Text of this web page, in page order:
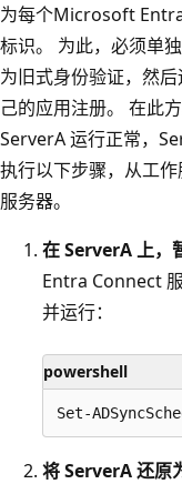
为每个Microsoft
标识。 为此，必须单
为旧式身份验证，然
己的应用注册。 在此
ServerA 运行正常，
执行以下步骤，从工
服务器。
在 ServerA 上，
Entra Connect
并运行：
powershell
将 ServerA 还原